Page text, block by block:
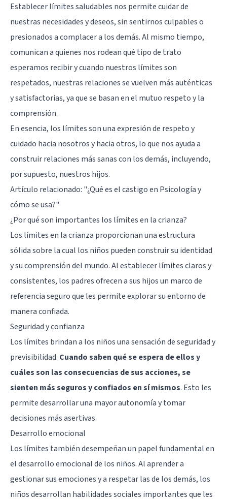
Establecer límites saludables nos permite cuidar de
nuestras necesidades y deseos, sin sentirnos culpables o
presionados a complacer a los demás. Al mismo tiempo,
comunican a quienes nos rodean qué tipo de trato
esperamos recibir y cuando nuestros límites son
respetados, nuestras relaciones se vuelven más auténticas
y satisfactorias, ya que se basan en el mutuo respeto y la
comprensión.
En esencia, los límites son una expresión de respeto y
cuidado hacia nosotros y hacia otros, lo que nos ayuda a
construir relaciones más sanas con los demás, incluyendo,
por supuesto, nuestros hijos.
Artículo relacionado: "¿Qué es el castigo en Psicología y
cómo se usa?"
¿Por qué son importantes los límites en la crianza?
Los límites en la crianza proporcionan una estructura
sólida sobre la cual los niños pueden construir su identidad
y su comprensión del mundo. Al establecer límites claros y
consistentes, los padres ofrecen a sus hijos un marco de
referencia seguro que les permite explorar su entorno de
manera confiada.
Seguridad y confianza
Los límites brindan a los niños una sensación de seguridad y
previsibilidad. Cuando saben qué se espera de ellos y
cuáles son las consecuencias de sus acciones, se
sienten más seguros y confiados en sí mismos. Esto les
permite desarrollar una mayor autonomía y tomar
decisiones más asertivas.
Desarrollo emocional
Los límites también desempeñan un papel fundamental en
el desarrollo emocional de los niños. Al aprender a
gestionar sus emociones y a respetar las de los demás, los
niños desarrollan habilidades sociales importantes que les